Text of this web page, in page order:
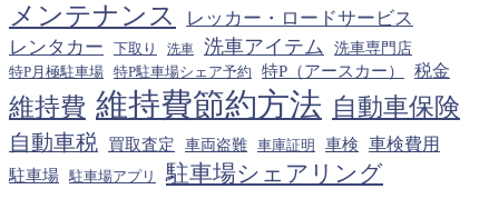
メンテナンス
レッカー・ロードサービス
レンタカー
下取り 洗車 洗車アイテム
洗車専門店
特P月極駐車場
特P駐車場シェア予約 特P（アースカー） 税金
維持費 維持費節約方法 自動車保険
自動車税 買取査定 車両盗難 車庫証明 車検 車検費用
駐車場 駐車場アプリ 駐車場シェアリング